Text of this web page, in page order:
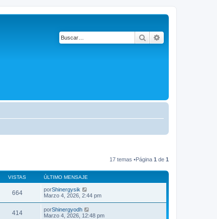
Buscar
17 temas •Página 1 de 1
VISTAS ÚLTIMO MENSAJE
664 porShinergysik
Marzo 4, 2026, 2:44 pm
414 porShinergyodh
Marzo 4, 2026, 12:48 pm